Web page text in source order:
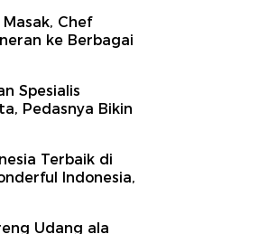
Chef
ke Berbagai
Spesialis
Pedasnya Bikin
Terbaik di
Indonesia,
Udang ala